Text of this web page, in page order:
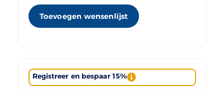
Toevoegen wensenlijst
Registreer en bespaar 15%